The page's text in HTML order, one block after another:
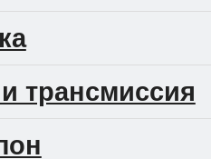
трансмиссия